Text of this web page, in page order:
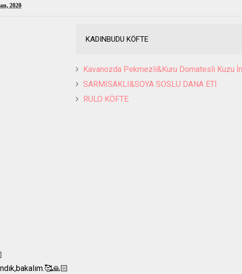
2020
KADINBUDU KÖFTE
Kavanozda Pekmezli&Kuru Domatesli Kuzu
SARMISAKLI&SOYA SOSLU DANA ETİ
RULO KÖFTE